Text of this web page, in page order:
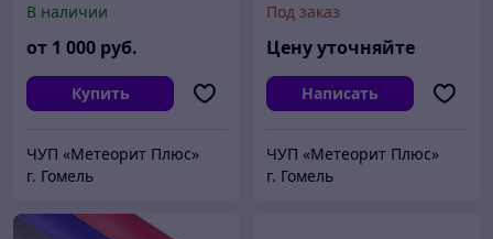
В наличии
от 1 000 руб.
Купить
ЧУП «Метеорит Плюс»
г. Гомель
Под заказ
Цену уточняйте
Написать
ЧУП «Метеорит Плюс»
г. Гомель